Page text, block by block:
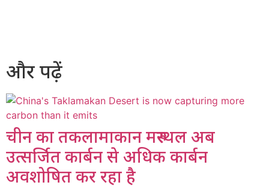
और पढ़ें
चीन का तकलामाकान मरुस्थल अब
उत्सर्जित कार्बन से अधिक कार्बन
अवशोषित कर रहा है